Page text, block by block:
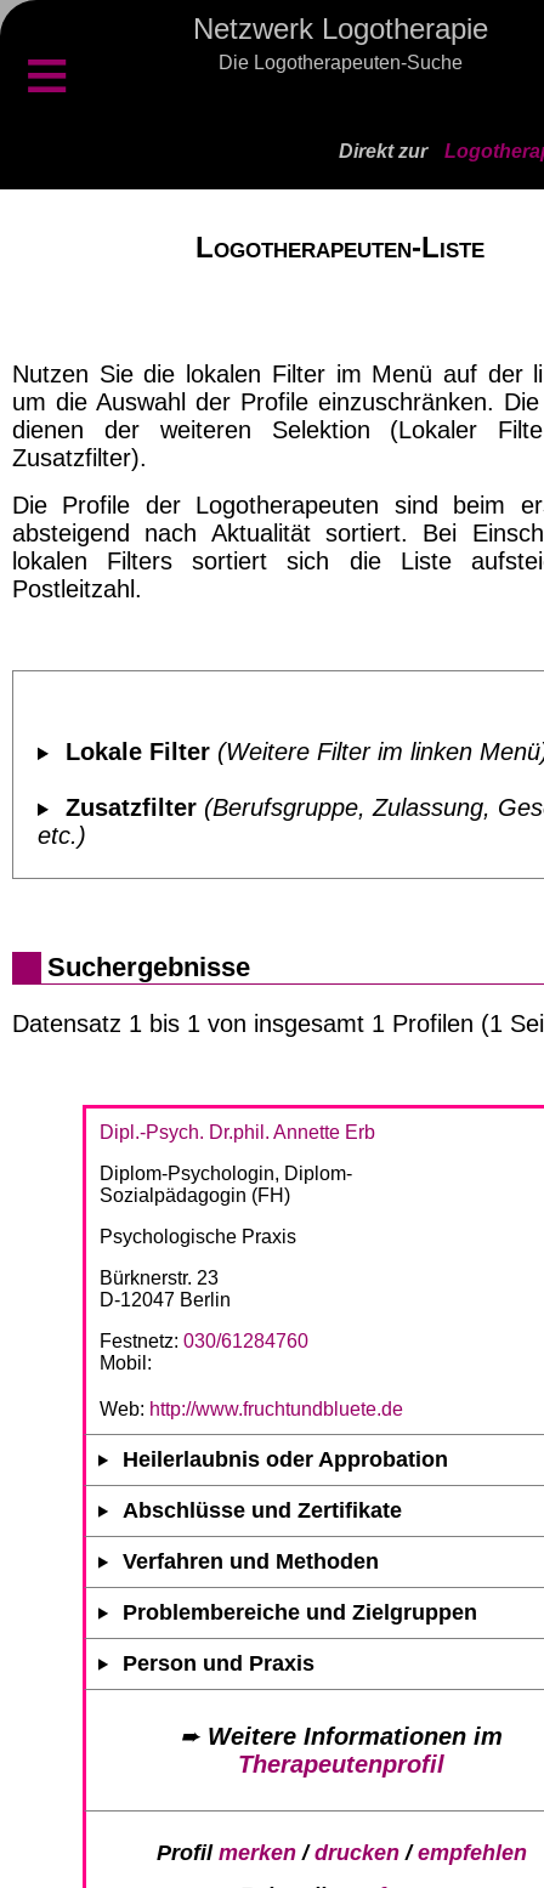
Netzwerk Logotherapie
Die Logotherapeuten-Suche
≡
Direkt zur
Logotherapeuten-Liste
Nutzen Sie die lokalen Filter im Menü auf der
um die Auswahl der Profile einzuschränken.
dienen der weiteren Selektion (Lokaler
Zusatzfilter).
Die Profile der Logotherapeuten sind beim
absteigend nach Aktualität sortiert. Bei
lokalen Filters sortiert sich die Liste
Postleitzahl.
Lokale Filter (Weitere Filter im linken
Zusatzfilter (Berufsgruppe, Zulassung,
etc.)
Suchergebnisse
Datensatz 1 bis 1 von insgesamt 1 Profilen (1
Dipl.-Psych. Dr.phil. Annette Erb
Diplom-Psychologin, Diplom-
Sozialpädagogin (FH)
Psychologische Praxis
Bürknerstr. 23
D-12047 Berlin
Festnetz: 030/61284760
Mobil:
Web: http://www.fruchtundbluete.de
Heilerlaubnis oder Approbation
Abschlüsse und Zertifikate
Verfahren und Methoden
Problembereiche und Zielgruppen
Person und Praxis
➨ Weitere Informationen im
Therapeutenprofil
Profil merken/drucken/empfehlen